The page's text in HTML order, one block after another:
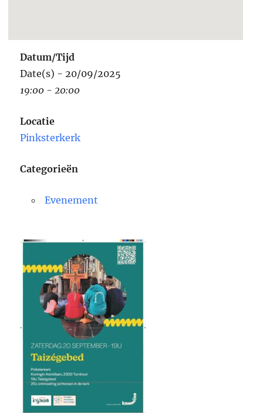
Datum/Tijd
Date(s) - 20/09/2025
19:00 - 20:00
Locatie
Pinksterkerk
Categorieën
Evenement